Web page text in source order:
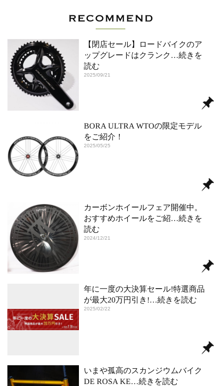
【閉店セール】ロードバイクのア
ップグレードはクランク …続きを
読む
2025/09/21
BORA ULTRA WTOの限定モデル
をご紹介！
2025/05/25
カーボンホイールフェア開催中。
おすすめホイールをご紹…続きを
読む
2024/12/21
年に一度の大決算セール!特選商品
が最大20万円引き!…続きを読む
2025/02/22
いまや孤高のスカンジウムバイク
DE ROSA KE…続きを読む